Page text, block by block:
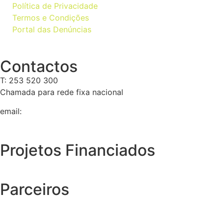
Política de Privacidade
Termos e Condições
Portal das Denúncias
Contactos
T: 253 520 300
Chamada para rede fixa nacional
email:
Projetos Financiados
Parceiros